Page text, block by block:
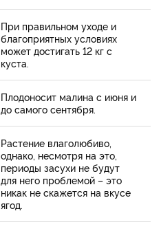
При правильном уходе и
благоприятных условиях
может достигать 12 кг с
куста.
Плодоносит малина с июня и
до самого сентября.
Растение влаголюбиво,
однако, несмотря на это,
периоды засухи не будут
для него проблемой – это
никак не скажется на вкусе
ягод.